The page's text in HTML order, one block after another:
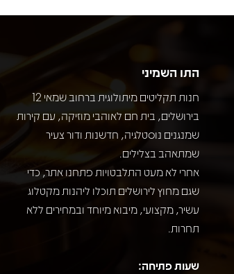
התו השמיני
חנות תקליטים מיתולוגית ברחוב שמאי 12
בירושלים, בית חם לאוהבי מוזיקה, עם קירות
שמנגנים נוסטלגיה, חדשנות ודור צעיר
שמתאהב בצלילים.
אחרי לא מעט התלבטויות פתחנו אתר, כדי
שגם מחוץ לירושלים תוכלו ליהנות מקטלוג
עשיר, מקצועי, מיבוא מיוחד ובמחירים ללא
תחרות.
שעות פתיחה: